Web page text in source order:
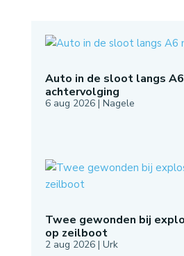
Auto in de sloot langs
achtervolging
6 aug 2026| Nagele
Twee gewonden bij
op zeilboot
2 aug 2026| Urk